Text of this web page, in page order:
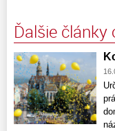
Ďalšie články